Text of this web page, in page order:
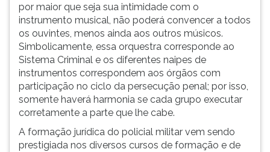
por maior que seja sua intimidade com o
instrumento musical, não poderá convencer a todos
os ouvintes, menos ainda aos outros músicos.
Simbolicamente, essa orquestra corresponde ao
Sistema Criminal e os diferentes naipes de
instrumentos correspondem aos órgãos com
participação no ciclo da persecução penal; por isso,
somente haverá harmonia se cada grupo executar
corretamente a parte que lhe cabe.
A formação jurídica do policial militar vem sendo
prestigiada nos diversos cursos de formação e de